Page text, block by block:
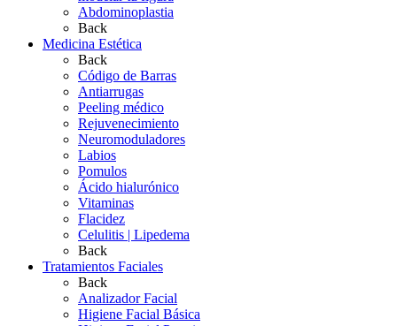
Abdominoplastia
Back
Medicina Estética
Back
Código de Barras
Antiarrugas
Peeling médico
Rejuvenecimiento
Neuromoduladores
Labios
Pomulos
Ácido hialurónico
Vitaminas
Flacidez
Celulitis | Lipedema
Back
Tratamientos Faciales
Back
Analizador Facial
Higiene Facial Básica